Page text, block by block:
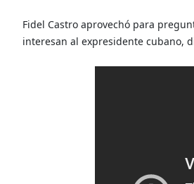
Fidel Castro aprovechó para
interesan al expresidente cubano,